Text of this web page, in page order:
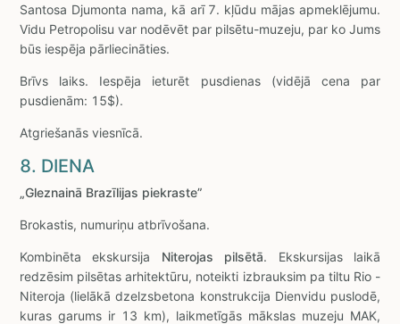
Santosa Djumonta nama, kā arī 7. kļūdu mājas apmeklējumu.
Vidu Petropolisu var nodēvēt par pilsētu-muzeju, par ko Jums
būs iespēja pārliecināties.
Brīvs laiks. Iespēja ieturēt pusdienas (vidējā cena par
pusdienām: 15$).
Atgriešanās viesnīcā.
8. DIENA
„Gleznainā Brazīlijas piekraste”
Brokastis, numuriņu atbrīvošana.
Kombinēta ekskursija Niterojas pilsētā. Ekskursijas laikā
redzēsim pilsētas arhitektūru, noteikti izbrauksim pa tiltu Rio -
Niteroja (lielākā dzelzsbetona konstrukcija Dienvidu puslodē,
kuras garums ir 13 km), laikmetīgās mākslas muzeju MAK,